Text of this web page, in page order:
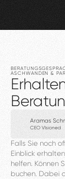
ASCHWANDEN &
Aramas
CEO VIsioned
Falls Sie noch
Einblick erhalten
helfen. Können
buchen. Dabei